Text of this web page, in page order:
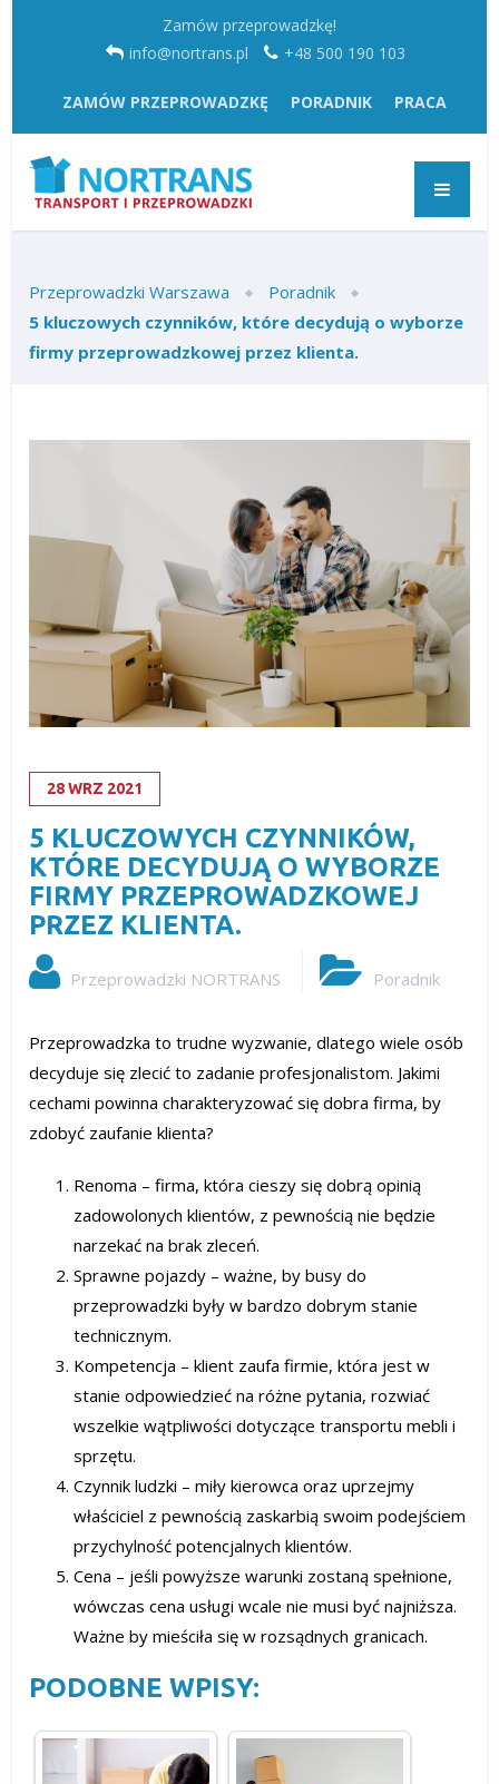
Zamów przeprowadzkę!
info@nortrans.pl
+48 500 190 103
ZAMÓW PRZEPROWADZKĘ PORADNIK PRACA
Przeprowadzki Warszawa
Poradnik
5 kluczowych czynników, które decydują o wyborze
firmy przeprowadzkowej przez klienta.
28 WRZ 2021
5 KLUCZOWYCH CZYNNIKÓW,
KTÓRE DECYDUJĄ O WYBORZE
FIRMY PRZEPROWADZKOWEJ
PRZEZ KLIENTA.
Przeprowadzki NORTRANS Poradnik
Przeprowadzka to trudne wyzwanie, dlatego wiele osób
decyduje się zlecić to zadanie profesjonalistom. Jakimi
cechami powinna charakteryzować się dobra firma, by
zdobyć zaufanie klienta?
Renoma – firma, która cieszy się dobrą opinią
zadowolonych klientów, z pewnością nie będzie
narzekać na brak zleceń.
Sprawne pojazdy – ważne, by busy do
przeprowadzki były w bardzo dobrym stanie
technicznym.
Kompetencja – klient zaufa firmie, która jest w
stanie odpowiedzieć na różne pytania, rozwiać
wszelkie wątpliwości dotyczące transportu mebli i
sprzętu.
Czynnik ludzki – miły kierowca oraz uprzejmy
właściciel z pewnością zaskarbią swoim podejściem
przychylność potencjalnych klientów.
Cena – jeśli powyższe warunki zostaną spełnione,
wówczas cena usługi wcale nie musi być najniższa.
Ważne by mieściła się w rozsądnych granicach.
PODOBNE WPISY: